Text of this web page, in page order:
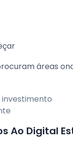
áreas
Ao Digital